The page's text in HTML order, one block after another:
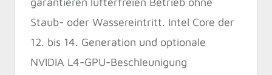
Staub- oder Wassereintritt. Intel Core der
12. bis 14. Generation und optionale
NVIDIA L4-GPU-Beschleunigung